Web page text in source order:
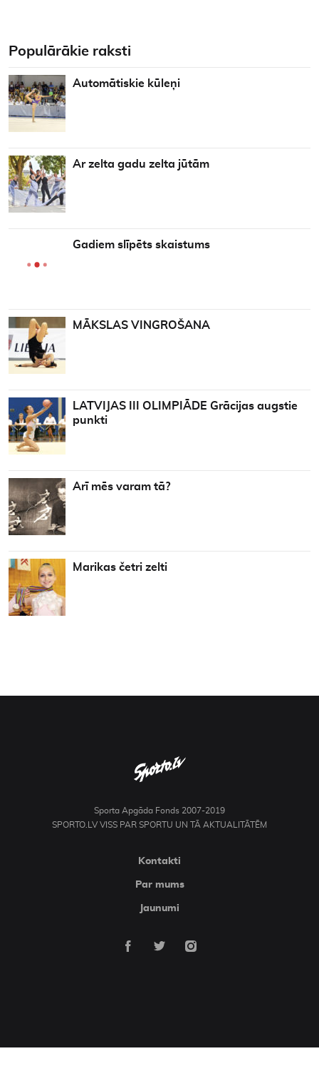
Populārākie raksti
Automātiskie kūleņi
Ar zelta gadu zelta jūtām
Gadiem slīpēts skaistums
MĀKSLAS VINGROŠANA
LATVIJAS III OLIMPIĀDE Grācijas augstie
punkti
Arī mēs varam tā?
Marikas četri zelti
Sporta Apgāda Fonds 2007-2019
SPORTO.LV VISS PAR SPORTU UN TĀ AKTUALITĀTĒM
Kontakti
Par mums
Jaunumi